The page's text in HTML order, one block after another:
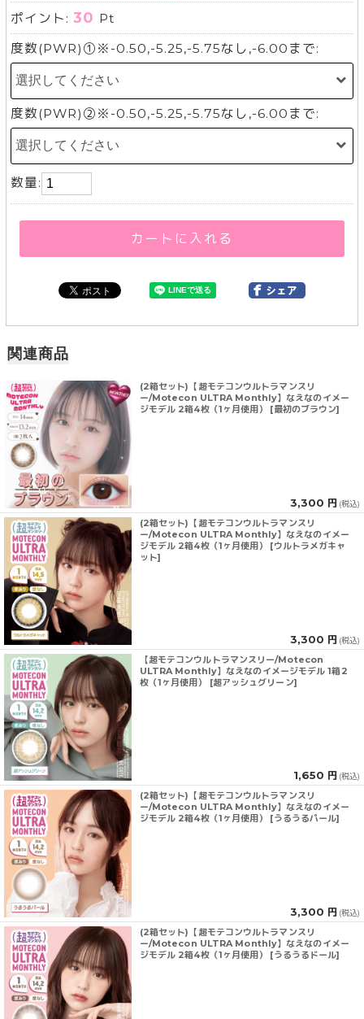
ポイント:30 Pt
度数(PWR)①※-0.50,-5.25,-5.75なし,-6.00まで:
度数(PWR)②※-0.50,-5.25,-5.75なし,-6.00まで:
数量:
カートに入れる
関連商品
(2箱セット)【超モテコンウルトラマンスリ
ー/Motecon ULTRA Monthly】なえなのイメー
ジモデル 2箱4枚（1ヶ月使用） [最初のブラウン]
3,300 円 (税込)
(2箱セット)【超モテコンウルトラマンスリ
ー/Motecon ULTRA Monthly】なえなのイメー
ジモデル 2箱4枚（1ヶ月使用） [ウルトラメガキャ
ット]
3,300 円 (税込)
【超モテコンウルトラマンスリー/Motecon
ULTRA Monthly】なえなのイメージモデル 1箱2
枚（1ヶ月使用） [超アッシュグリーン]
1,650 円 (税込)
(2箱セット)【超モテコンウルトラマンスリ
ー/Motecon ULTRA Monthly】なえなのイメー
ジモデル 2箱4枚（1ヶ月使用） [うるうるパール]
3,300 円 (税込)
(2箱セット)【超モテコンウルトラマンスリ
ー/Motecon ULTRA Monthly】なえなのイメー
ジモデル 2箱4枚（1ヶ月使用） [うるうるドール]